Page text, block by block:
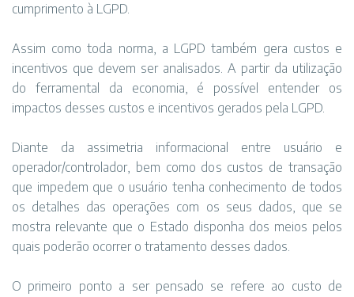
cumprimento à LGPD.
Assim como toda norma, a LGPD também gera custos e
incentivos que devem ser analisados. A partir da utilização
do ferramental da economia, é possível entender os
impactos desses custos e incentivos gerados pela LGPD.
Diante da assimetria informacional entre usuário e
operador/controlador, bem como dos custos de transação
que impedem que o usuário tenha conhecimento de todos
os detalhes das operações com os seus dados, que se
mostra relevante que o Estado disponha dos meios pelos
quais poderão ocorrer o tratamento desses dados.
O primeiro ponto a ser pensado se refere ao custo de